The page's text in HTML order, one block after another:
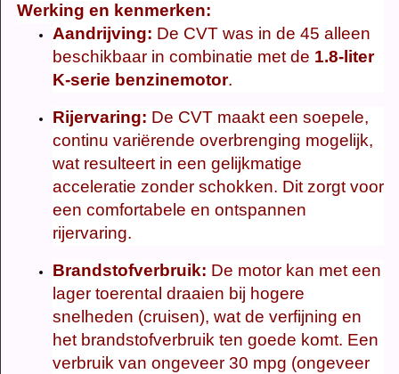
Werking en kenmerken:
Aandrijving: De CVT was in de 45 alleen
beschikbaar in combinatie met de 1.8-liter
K-serie benzinemotor.
Rijervaring: De CVT maakt een soepele,
continu variërende overbrenging mogelijk,
wat resulteert in een gelijkmatige
acceleratie zonder schokken. Dit zorgt voor
een comfortabele en ontspannen
rijervaring.
Brandstofverbruik: De motor kan met een
lager toerental draaien bij hogere
snelheden (cruisen), wat de verfijning en
het brandstofverbruik ten goede komt. Een
verbruik van ongeveer 30 mpg (ongeveer